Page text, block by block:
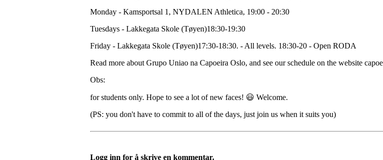
Monday - Kamsportsal 1, NYDALEN Athletica, 19:00 - 20:30
Tuesdays - Lakkegata Skole (Tøyen)18:30-19:30
Friday - Lakkegata Skole (Tøyen)17:30-18:30. - All levels. 18:30-20 - Open RODA
Read more about Grupo Uniao na Capoeira Oslo, and see our schedule on the website
Obs:
for students only. Hope to see a lot of new faces! 😃 Welcome.
(PS: you don't have to commit to all of the days, just join us when it suits you)
Logg inn for å skrive en kommentar.